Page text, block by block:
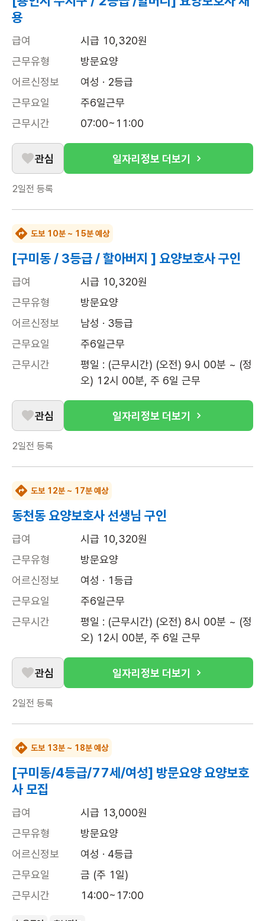
용
급여
시급 10,320원
근무유형
방문요양
어르신정보
여성 · 2등급
근무요일
주6일근무
근무시간
07:00~11:00
관심 일자리정보 더보기
2일전 등록
도보 10분 ~ 15분 예상
[구미동 / 3등급 / 할아버지 ] 요양보호사 구인
급여
시급 10,320원
근무유형
방문요양
어르신정보
남성 · 3등급
근무요일
주6일근무
근무시간
평일 : (근무시간) (오전) 9시 00분 ~ (정
오) 12시 00분, 주 6일 근무
관심 일자리정보 더보기
2일전 등록
도보 12분 ~ 17분 예상
동천동 요양보호사 선생님 구인
급여
시급 10,320원
근무유형
방문요양
어르신정보
여성 · 1등급
근무요일
주6일근무
근무시간
평일 : (근무시간) (오전) 8시 00분 ~ (정
오) 12시 00분, 주 6일 근무
관심 일자리정보 더보기
2일전 등록
도보 13분 ~ 18분 예상
[구미동/4등급/77세/여성] 방문요양 요양보호
사 모집
급여
시급 13,000원
근무유형
방문요양
어르신정보
여성 · 4등급
근무요일
금 (주 1일)
근무시간
14:00~17:00